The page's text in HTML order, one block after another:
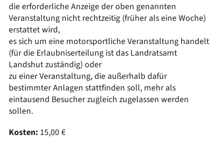
die erforderliche Anzeige der oben genannten
Veranstaltung nicht rechtzeitig (früher als eine Woche)
erstattet wird,
es sich um eine motorsportliche Veranstaltung handelt
(für die Erlaubniserteilung ist das Landratsamt
Landshut zuständig) oder
zu einer Veranstaltung, die außerhalb dafür
bestimmter Anlagen stattfinden soll, mehr als
eintausend Besucher zugleich zugelassen werden
sollen.
Kosten: 15,00 €